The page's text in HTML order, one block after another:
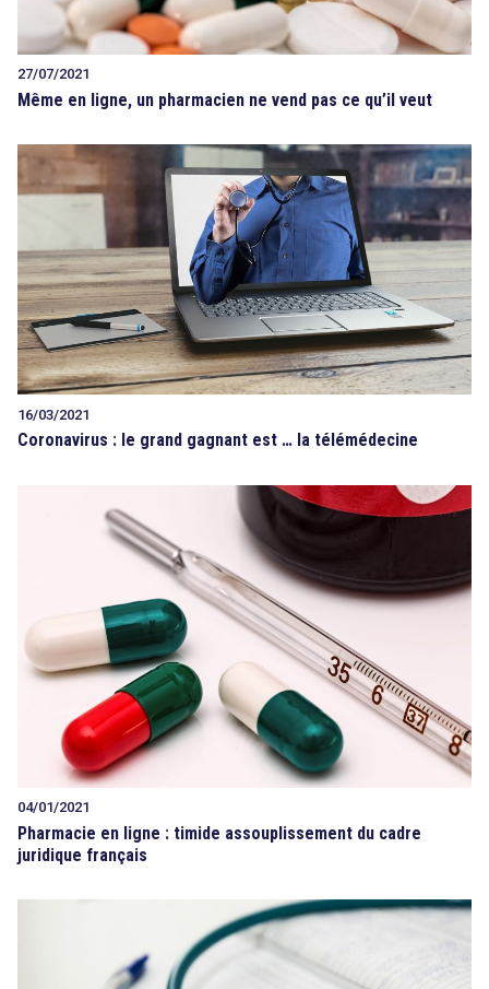
27/07/2021
Même en ligne, un pharmacien ne vend pas ce qu’il veut
16/03/2021
Coronavirus : le grand gagnant est … la télémédecine
04/01/2021
Pharmacie en ligne : timide assouplissement du cadre
juridique français